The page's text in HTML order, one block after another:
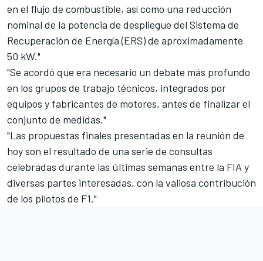
en el flujo de combustible, así como una reducción
nominal de la potencia de despliegue del Sistema de
Recuperación de Energía (ERS) de aproximadamente
50 kW."
"Se acordó que era necesario un debate más profundo
en los grupos de trabajo técnicos, integrados por
equipos y fabricantes de motores, antes de finalizar el
conjunto de medidas."
"Las propuestas finales presentadas en la reunión de
hoy son el resultado de una serie de consultas
celebradas durante las últimas semanas entre la FIA y
diversas partes interesadas, con la valiosa contribución
de los pilotos de F1."